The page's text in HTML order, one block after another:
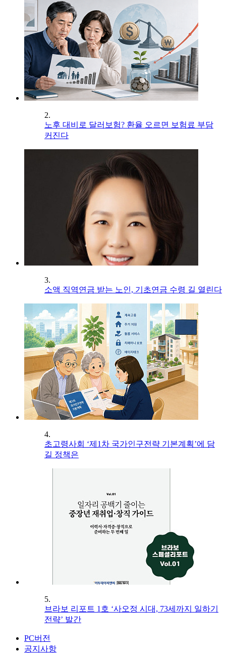
2.
노후 대비로 달러보험? 환율 오르면 보험료 부담
커진다
3.
소액 직역연금 받는 노인, 기초연금 수령 길 열린다
4.
초고령사회 ‘제1차 국가인구전략 기본계획’에 담
길 정책은
5.
브라보 리포트 1호 ‘사오정 시대, 73세까지 일하기
전략’ 발간
PC버전
공지사항